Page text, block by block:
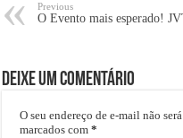
Previous
O Evento mais esperado!
Deixe um comentário
O seu endereço de e-mail não
marcados com*